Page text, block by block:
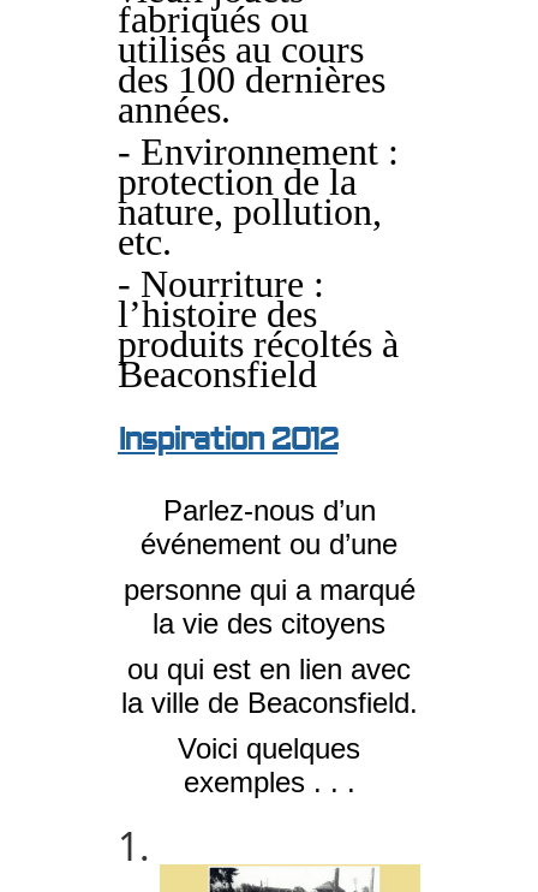
fabriqués ou
utilisés au cours
des 100 dernières
années.
- Environnement :
protection de la
nature, pollution,
etc.
- Nourriture :
l’histoire des
produits récoltés à
Beaconsfield
Inspiration 2012
Parlez-nous d’un
événement ou d’une
personne qui a marqué
la vie des citoyens
ou qui est en lien avec
la ville de Beaconsfield.
Voici quelques
exemples . . .